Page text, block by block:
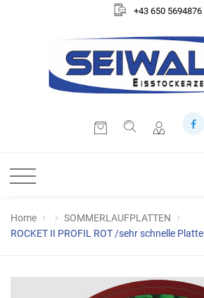
+43 650 5694876
Home
SOMMERLAUFPLATTEN
ROCKET II PROFIL ROT /sehr schnelle Platte